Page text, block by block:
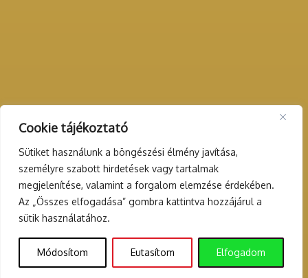
Cookie tájékoztató
Sütiket használunk a böngészési élmény javítása,
személyre szabott hirdetések vagy tartalmak
megjelenítése, valamint a forgalom elemzése érdekében.
Az „Összes elfogadása” gombra kattintva hozzájárul a
sütik használatához.
Módosítom Eutasítom Elfogadom